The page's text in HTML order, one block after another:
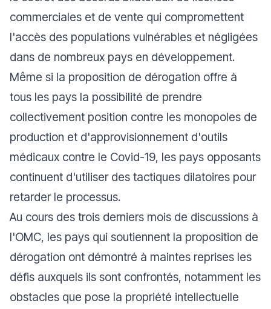
commerciales et de vente qui compromettent
l'accès des populations vulnérables et négligées
dans de nombreux pays en développement.
Même si la proposition de dérogation offre à
tous les pays la possibilité de prendre
collectivement position contre les monopoles de
production et d'approvisionnement d'outils
médicaux contre le Covid-19, les pays opposants
continuent d'utiliser des tactiques dilatoires pour
retarder le processus.
Au cours des trois derniers mois de discussions à
l'OMC, les pays qui soutiennent la proposition de
dérogation ont démontré à maintes reprises les
défis auxquels ils sont confrontés, notamment les
obstacles que pose la propriété intellectuelle